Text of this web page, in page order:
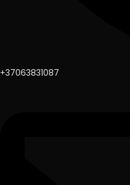
+37063831087